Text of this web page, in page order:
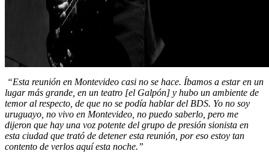
“Esta reunión en Montevideo casi no se hace. Íbamos a estar en un
lugar más grande, en un teatro [el Galpón] y hubo un ambiente de
temor al respecto, de que no se podía hablar del BDS. Yo no soy
uruguayo, no vivo en Montevideo, no puedo saberlo, pero me
dijeron que hay una voz potente del grupo de presión sionista en
esta ciudad que trató de detener esta reunión, por eso estoy tan
contento de verlos aquí esta noche.”